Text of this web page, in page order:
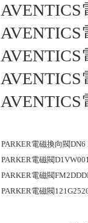
AVENTICS
AVENTICS
AVENTICS
AVENTICS
AVENTICS
PARKER電磁換向閥
PARKER電磁閥
PARKER電磁閥
PARKER電磁閥